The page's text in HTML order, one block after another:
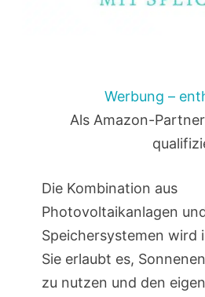
Werbung –
Als Amazon-
Die Kombination aus
Photovoltaikanlagen
Speichersystemen wird
Sie erlaubt es,
zu nutzen und den